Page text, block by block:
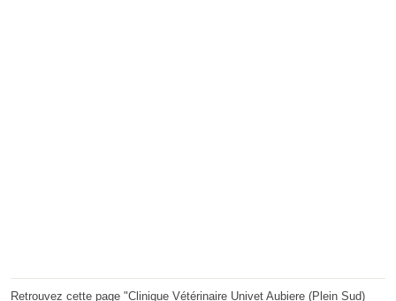
Retrouvez cette page "Clinique Vétérinaire Univet Aubiere (Plein Sud)